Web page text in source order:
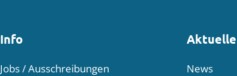
Info
Jobs / Ausschreibungen
News